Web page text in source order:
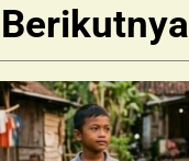
Berikutnya